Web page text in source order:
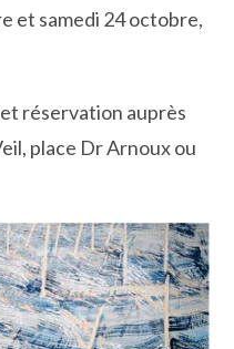
et samedi 24 octobre,
réservation auprès
place Dr Arnoux ou